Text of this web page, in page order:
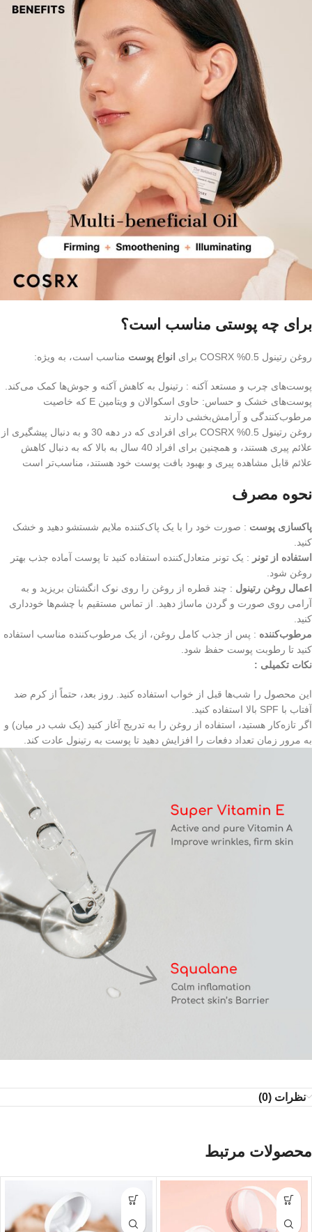
برای چه پوستی مناسب است؟
روغن رتینول 0.5% COSRX برای انواع پوست مناسب است، به ویژه:
پوست‌های چرب و مستعد آکنه : رتینول به کاهش آکنه و جوش‌ها کمک می‌کند.
پوست‌های خشک و حساس: حاوی اسکوالان و ویتامین E که خاصیت
مرطوب‌کنندگی و آرامش‌بخشی دارند
روغن رتینول 0.5% COSRX برای افرادی که در دهه 30 و به دنبال پیشگیری از
علائم پیری هستند، و همچنین برای افراد 40 سال به بالا که به دنبال کاهش
علائم قابل مشاهده پیری و بهبود بافت پوست خود هستند، مناسب‌تر است
نحوه مصرف
پاکسازی پوست : صورت خود را با یک پاک‌کننده ملایم شستشو دهید و خشک
کنید.
استفاده از تونر : یک تونر متعادل‌کننده استفاده کنید تا پوست آماده جذب بهتر
روغن شود.
اعمال روغن رتینول : چند قطره از روغن را روی نوک انگشتان بریزید و به
آرامی روی صورت و گردن ماساژ دهید. از تماس مستقیم با چشم‌ها خودداری
کنید.
مرطوب‌کننده : پس از جذب کامل روغن، از یک مرطوب‌کننده مناسب استفاده
کنید تا رطوبت پوست حفظ شود.
نکات تکمیلی :
این محصول را شب‌ها قبل از خواب استفاده کنید. روز بعد، حتماً از کرم ضد
آفتاب با SPF بالا استفاده کنید.
اگر تازه‌کار هستید، استفاده از روغن را به تدریج آغاز کنید (یک شب در میان) و
به مرور زمان تعداد دفعات را افزایش دهید تا پوست به رتینول عادت کند.
نظرات (0)
محصولات مرتبط